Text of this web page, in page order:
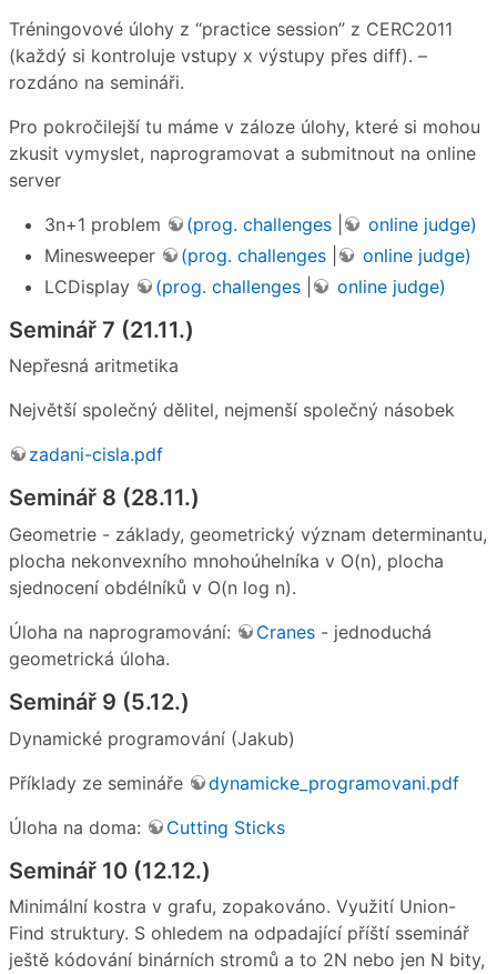
Tréningovové úlohy z “practice session” z CERC2011
(každý si kontroluje vstupy x výstupy přes diff). –
rozdáno na semináři.
Pro pokročilejší tu máme v záloze úlohy, které si mohou
zkusit vymyslet, naprogramovat a submitnout na online
server
3n+1 problem
(prog. challenges
online judge)
Minesweeper
(prog. challenges
online judge)
LCDisplay
(prog. challenges online judge)
Seminář 7 (21.11.)
Nepřesná aritmetika
Největší společný dělitel, nejmenší společný násobek
zadani-cisla.pdf
Seminář 8 (28.11.)
Geometrie - základy, geometrický význam determinantu,
plocha nekonvexního mnohoúhelníka v O(n), plocha
sjednocení obdélníků v O(n log n).
Úloha na naprogramování:
Cranes - jednoduchá
geometrická úloha.
Seminář 9 (5.12.)
Dynamické programování (Jakub)
Příklady ze semináře
dynamicke_programovani.pdf
Úloha na doma:
Cutting Sticks
Seminář 10 (12.12.)
Minimální kostra v grafu, zopakováno. Využití Union-
Find struktury. S ohledem na odpadající příští sseminář
ještě kódování binárních stromů a to 2N nebo jen N bity,